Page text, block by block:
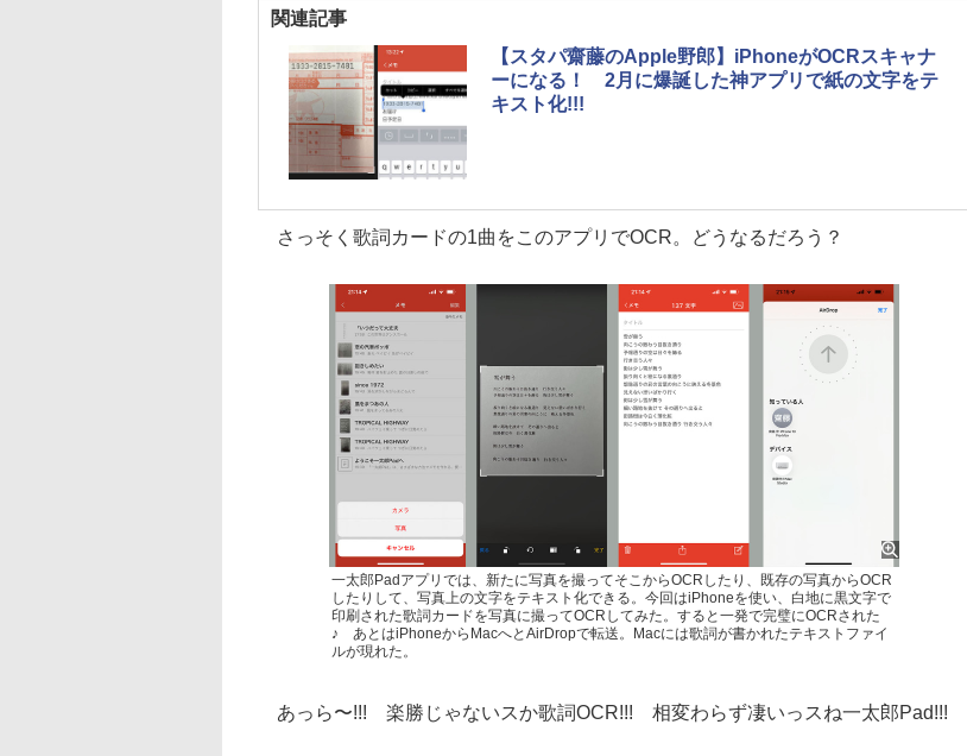
関連記事
【スタパ齋藤のApple野郎】iPhoneがOCRスキャナ
ーになる！ 2月に爆誕した神アプリで紙の文字をテ
キスト化!!!
さっそく歌詞カードの1曲をこのアプリでOCR。どうなるだろう？
一太郎Padアプリでは、新たに写真を撮ってそこからOCRしたり、既存の写真からOCR
したりして、写真上の文字をテキスト化できる。今回はiPhoneを使い、白地に黒文字で
印刷された歌詞カードを写真に撮ってOCRしてみた。すると一発で完璧にOCRされた
♪ あとはiPhoneからMacへとAirDropで転送。Macには歌詞が書かれたテキストファイ
ルが現れた。
あっら〜!!! 楽勝じゃないスか歌詞OCR!!! 相変わらず凄いっスね一太郎Pad!!!